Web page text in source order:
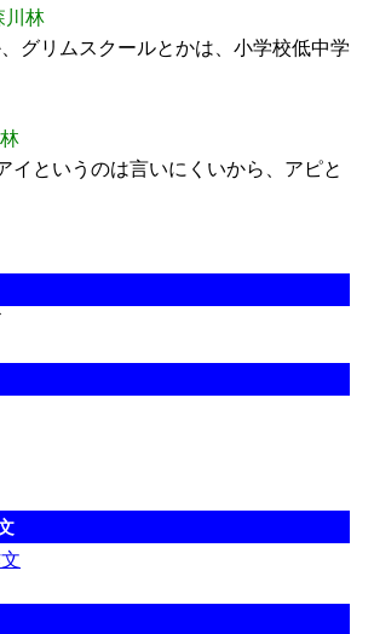
川林
グリムスクールとかは、小学校低中学
イというのは言いにくいから、アピと